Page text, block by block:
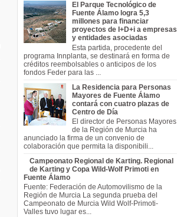
El Parque Tecnológico de
Fuente Álamo logra 5,3
millones para financiar
proyectos de I+D+i a empresas
y entidades asociadas
Esta partida, procedente del
programa Innplanta, se destinará en forma de
créditos reembolsables o anticipos de los
fondos Feder para las ...
La Residencia para Personas
Mayores de Fuente Álamo
contará con cuatro plazas de
Centro de Día
El director de Personas Mayores
de la Región de Murcia ha
anunciado la firma de un convenio de
colaboración que permita la disponibili...
Campeonato Regional de Karting. Regional
de Karting y Copa Wild-Wolf Primoti en
Fuente Álamo
Fuente: Federación de Automovilismo de la
Región de Murcia La segunda prueba del
Campeonato de Murcia Wild Wolf-Primoti-
Valles tuvo lugar es...